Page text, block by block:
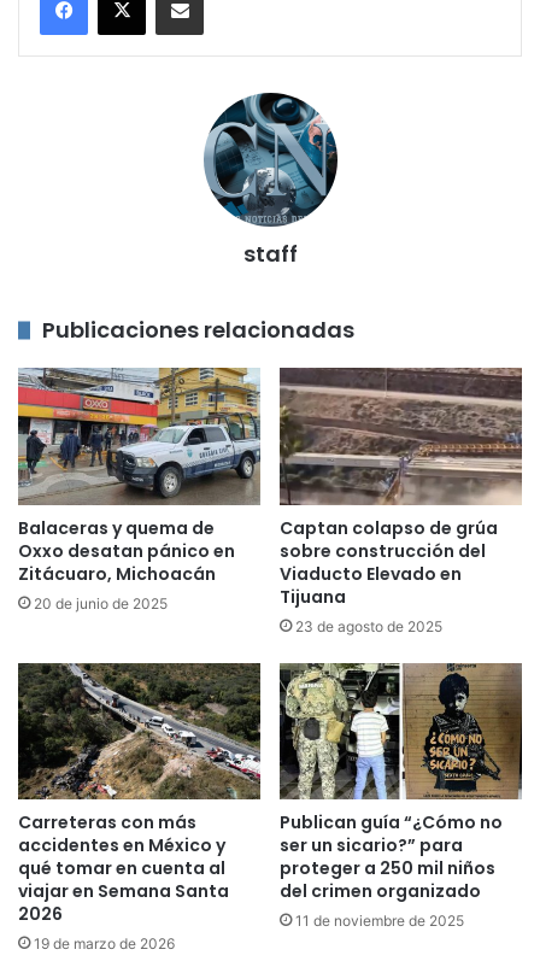
staff
Publicaciones relacionadas
Balaceras y quema de
Oxxo desatan pánico en
Zitácuaro, Michoacán
20 de junio de 2025
Captan colapso de grúa
sobre construcción del
Viaducto Elevado en
Tijuana
23 de agosto de 2025
Carreteras con más
accidentes en México y
qué tomar en cuenta al
viajar en Semana Santa
2026
19 de marzo de 2026
Publican guía “¿Cómo no
ser un sicario?” para
proteger a 250 mil niños
del crimen organizado
11 de noviembre de 2025